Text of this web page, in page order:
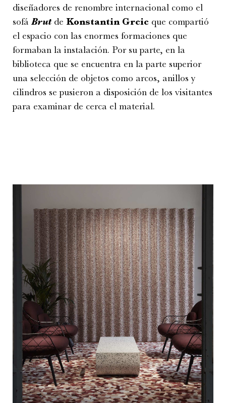
diseñadores de renombre internacional como el
sofá Brutde Konstantin Grcic que compartió
el espacio con las enormes formaciones que
formaban la instalación. Por su parte, en la
biblioteca que se encuentra en la parte superior
una selección de objetos como arcos, anillos y
cilindros se pusieron a disposición de los visitantes
para examinar de cerca el material.